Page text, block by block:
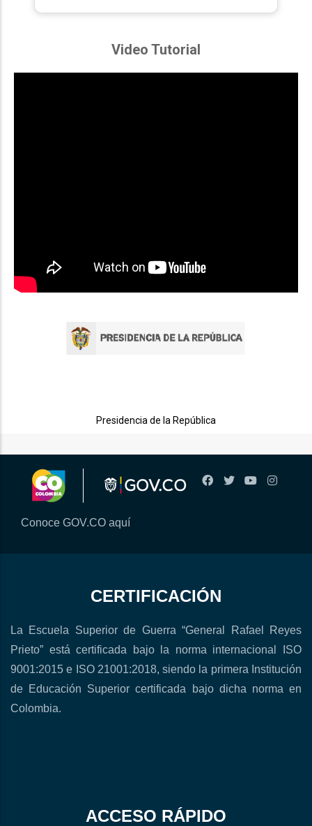
Video Tutorial
Presidencia de la República
Conoce GOV.CO aquí
CERTIFICACIÓN
La Escuela Superior de Guerra “General Rafael Reyes
Prieto” está certificada bajo la norma internacional ISO
9001:2015 e ISO 21001:2018, siendo la primera Institución
de Educación Superior certificada bajo dicha norma en
Colombia.
ACCESO RÁPIDO